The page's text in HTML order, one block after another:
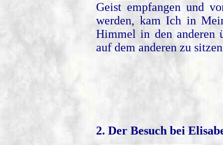
Geist empfangen und
werden, kam Ich in
Himmel in den anderen
auf dem anderen zu
2. Der Besuch bei